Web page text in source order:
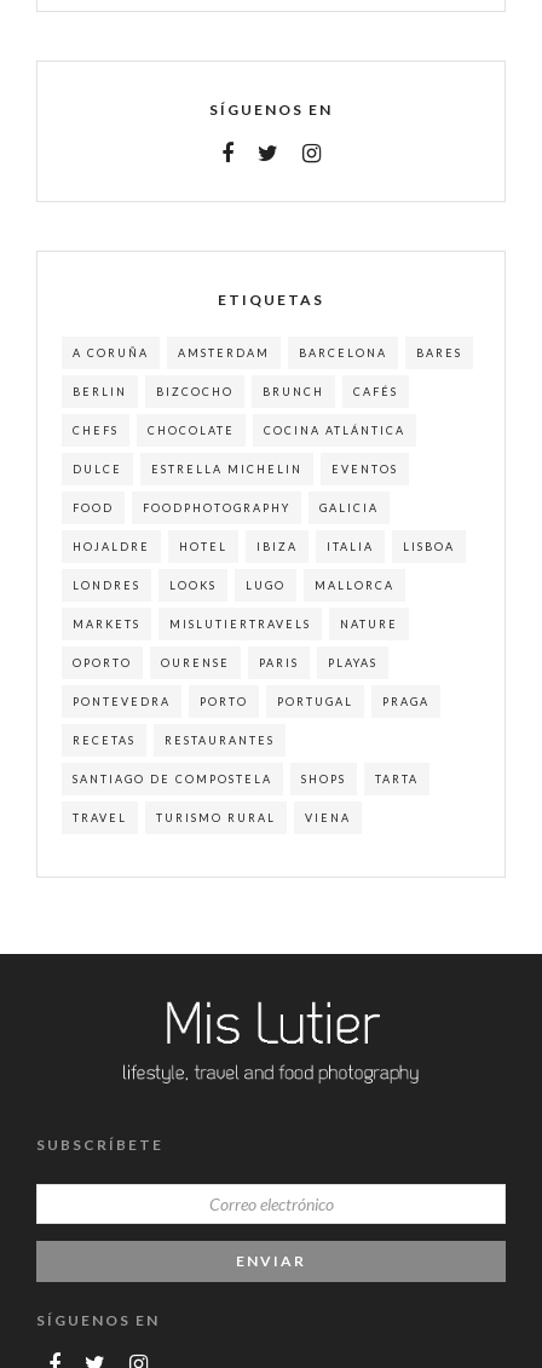
SÍGUENOS EN
ETIQUETAS
A CORUÑA AMSTERDAM BARCELONA BARES
BERLIN BIZCOCHO BRUNCH CAFÉS
CHEFS CHOCOLATE COCINA ATLÁNTICA
DULCE ESTRELLA MICHELIN EVENTOS
FOOD FOODPHOTOGRAPHY GALICIA
HOJALDRE HOTEL IBIZA ITALIA LISBOA
LONDRES LOOKS LUGO MALLORCA
MARKETS MISLUTIERTRAVELS NATURE
OPORTO OURENSE PARIS PLAYAS
PONTEVEDRA PORTO PORTUGAL PRAGA
RECETAS RESTAURANTES
SANTIAGO DE COMPOSTELA SHOPS TARTA
TRAVEL TURISMO RURAL VIENA
SUBSCRÍBETE
SÍGUENOS EN